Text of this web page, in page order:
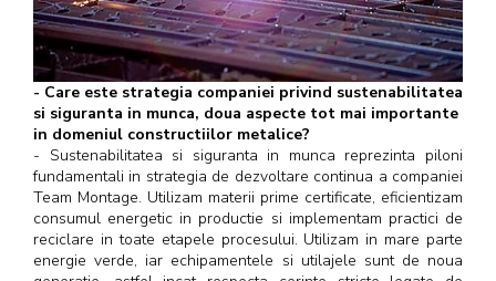
- Care este strategia companiei privind sustenabilitatea
si siguranta in munca, doua aspecte tot mai importante
in domeniul constructiilor metalice?
- Sustenabilitatea si siguranta in munca reprezinta piloni
fundamentali in strategia de dezvoltare continua a companiei
Team Montage. Utilizam materii prime certificate, eficientizam
consumul energetic in productie si implementam practici de
reciclare in toate etapele procesului. Utilizam in mare parte
energie verde, iar echipamentele si utilajele sunt de noua